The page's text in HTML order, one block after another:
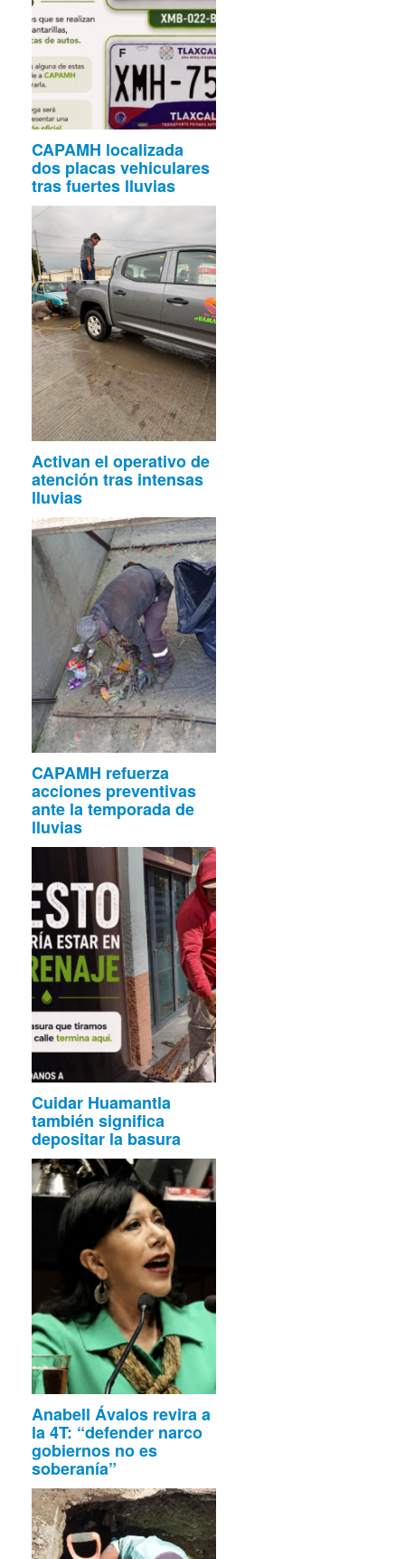
CAPAMH localizada
dos placas vehiculares
tras fuertes lluvias
Activan el operativo de
atención tras intensas
lluvias
CAPAMH refuerza
acciones preventivas
ante la temporada de
lluvias
Cuidar Huamantla
también significa
depositar la basura
Anabell Ávalos revira a
la 4T: “defender narco
gobiernos no es
soberanía”